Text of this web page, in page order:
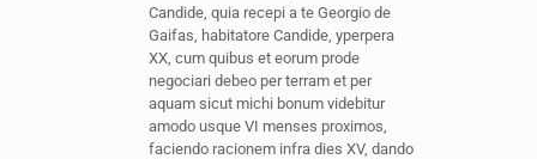
Candide, quia recepi a te Georgio de
Gaifas, habitatore Candide, yperpera
XX, cum quibus et eorum prode
negociari debeo per terram et per
aquam sicut michi bonum videbitur
amodo usque VI menses proximos,
faciendo racionem infra dies XV, dando